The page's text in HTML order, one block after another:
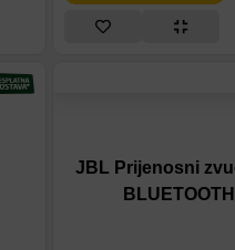
JBL Prijenosni